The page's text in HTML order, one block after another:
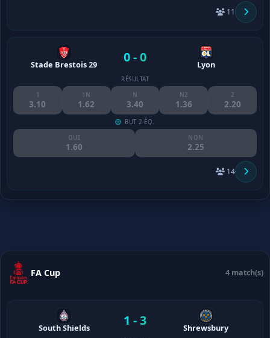
11
Stade Brestois 29 0 - 0 Lyon
RÉSULTAT
1
3.10
1N
1.62
N
3.40
N2
1.36
2
2.20
BUT 2 ÉQ.
OUI
1.60
NON
2.25
14
FA Cup 4 match(s)
South Shields 1 - 3 Shrewsbury